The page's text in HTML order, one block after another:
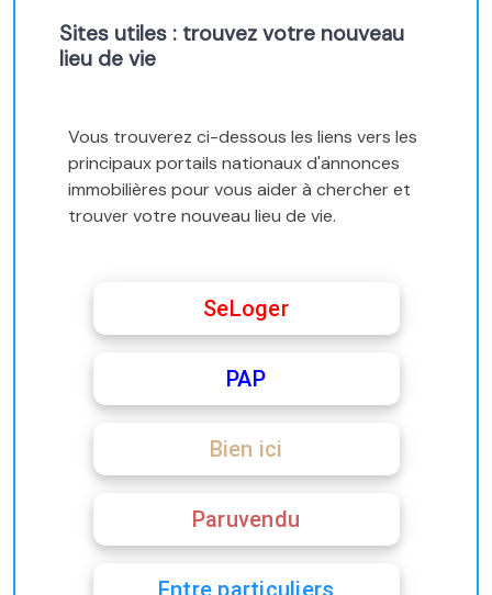
Sites utiles : trouvez votre nouveau
lieu de vie
Vous trouverez ci-dessous les liens vers les
principaux portails nationaux d'annonces
immobilières pour vous aider à chercher et
trouver votre nouveau lieu de vie.
SeLoger
PAP
Bien ici
Paruvendu
Entre particuliers